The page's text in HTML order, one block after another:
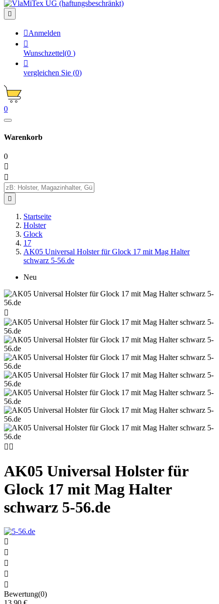

Anmelden

Wunschzettel(0 )

vergleichen Sie (0)
0
Warenkorb
0



Startseite
Holster
Glock
17
AK05 Universal Holster für Glock 17 mit Mag Halter
schwarz 5-56.de
Neu

 
AK05 Universal Holster für
Glock 17 mit Mag Halter
schwarz 5-56.de





Bewertung(0)